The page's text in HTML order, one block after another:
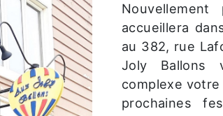
accueillera
au 382, rue
Joly Ballons
complexe
prochaines